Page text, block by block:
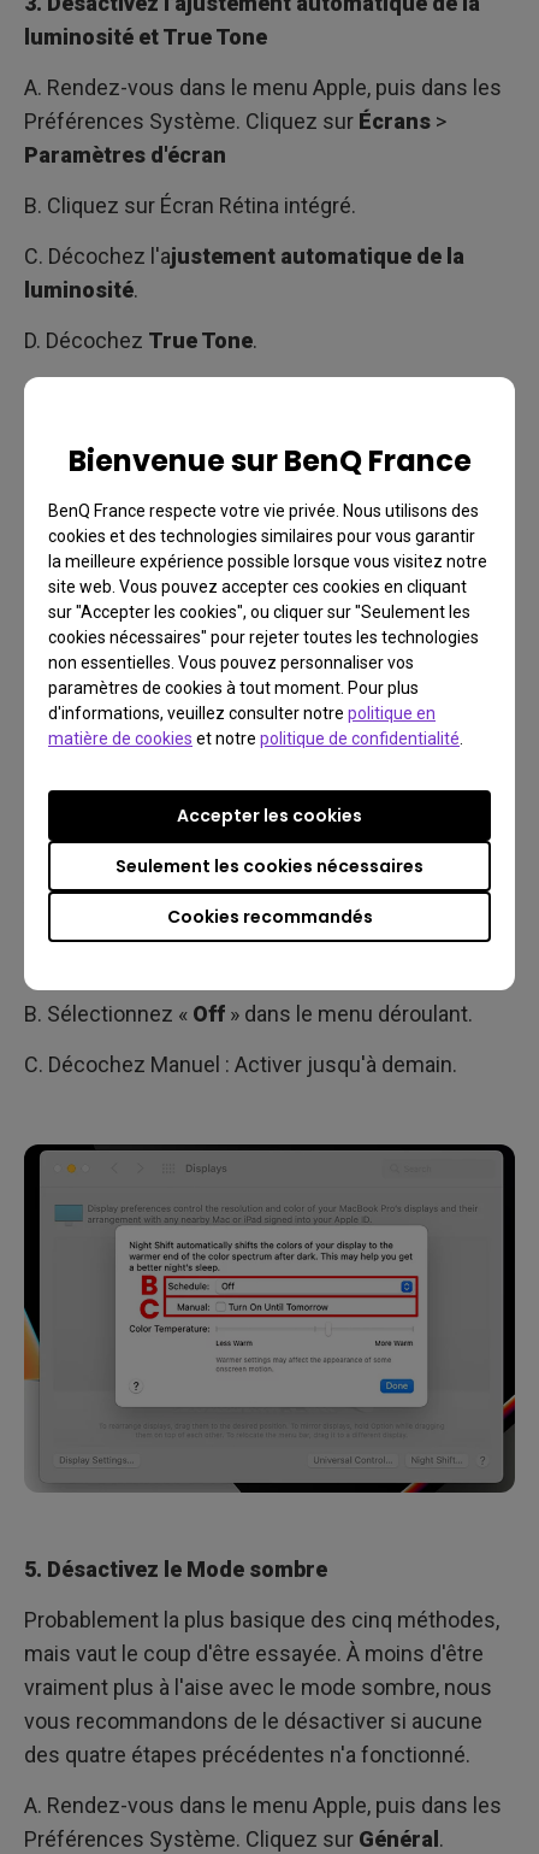
Bienvenue sur BenQ France
BenQ France respecte votre vie privée. Nous utilisons des
cookies et des technologies similaires pour vous garantir
la meilleure expérience possible lorsque vous visitez notre
site web. Vous pouvez accepter ces cookies en cliquant
sur "Accepter les cookies", ou cliquer sur "Seulement les
cookies nécessaires" pour rejeter toutes les technologies
non essentielles. Vous pouvez personnaliser vos
paramètres de cookies à tout moment. Pour plus
d'informations, veuillez consulter notre politique en
matière de cookies et notre politique de confidentialité
Cookies recommandés
Seulement les cookies nécessaires
Accepter les cookies
luminosité et True Tone
A. Rendez-vous dans le menu Apple, puis dans les
Préférences Système. Cliquez sur Écrans >
Paramètres d'écran
B. Cliquez sur Écran Rétina intégré.
C. Décochez l'ajustement automatique de la
luminosité.
D. Décochez True Tone.
4. Désactivez le Night Shift
A. Rendez-vous dans le menu Apple, puis dans les
Préférences Système. Cliquez surÉcrans
B. Sélectionnez « Off » dans le menu déroulant.
C. Décochez Manuel : Activer jusqu'à demain.
5. Désactivez le Mode sombre
Probablement la plus basique des cinq méthodes,
mais vaut le coup d'être essayée. À moins d'être
vraiment plus à l'aise avec le mode sombre, nous
vous recommandons de le désactiver si aucune
des quatre étapes précédentes n'a fonctionné.
A. Rendez-vous dans le menu Apple, puis dans les
Préférences Système. Cliquez sur Général .